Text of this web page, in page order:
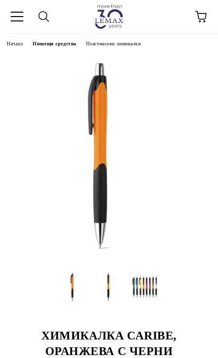
Начало Пишещи средства Пластмасови химикалки
ХИМИКАЛКА CARIBE,
ОРАНЖЕВА С ЧЕРНИ